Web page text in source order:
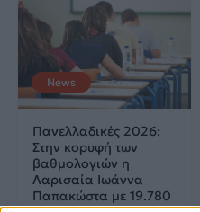
News
Πανελλαδικές 2026:
Στην κορυφή των
βαθμολογιών η
Λαρισαία Ιωάννα
Παπακώστα με 19.780